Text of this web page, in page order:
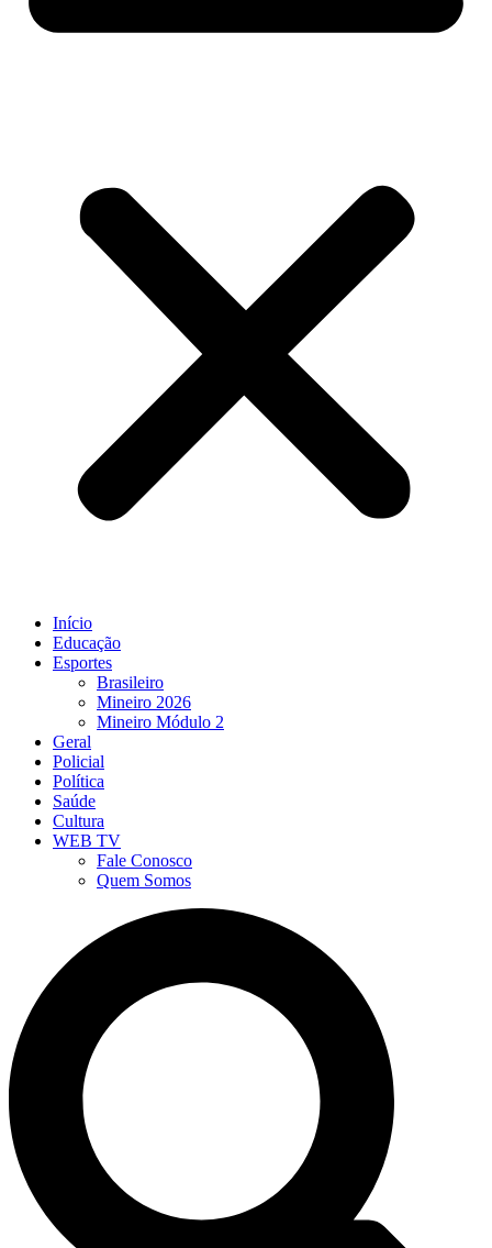
Início
Educação
Esportes
Brasileiro
Mineiro 2026
Mineiro Módulo 2
Geral
Policial
Política
Saúde
Cultura
WEB TV
Fale Conosco
Quem Somos